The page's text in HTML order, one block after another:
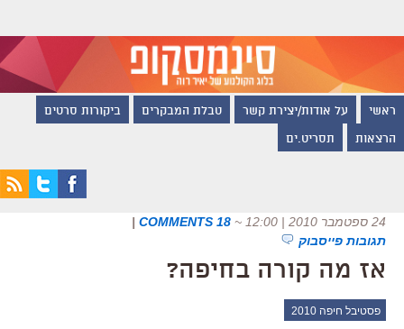
ראשי על אודות/יצירת קשר טבלת המבקרים ביקורות סרטים
הרצאות תסריט.ים
24 ספטמבר 2010 | 12:00 ~
18 COMMENTS
|
תגובות פייסבוק
אז מה קורה בחיפה?
פסטיבל חיפה 2010